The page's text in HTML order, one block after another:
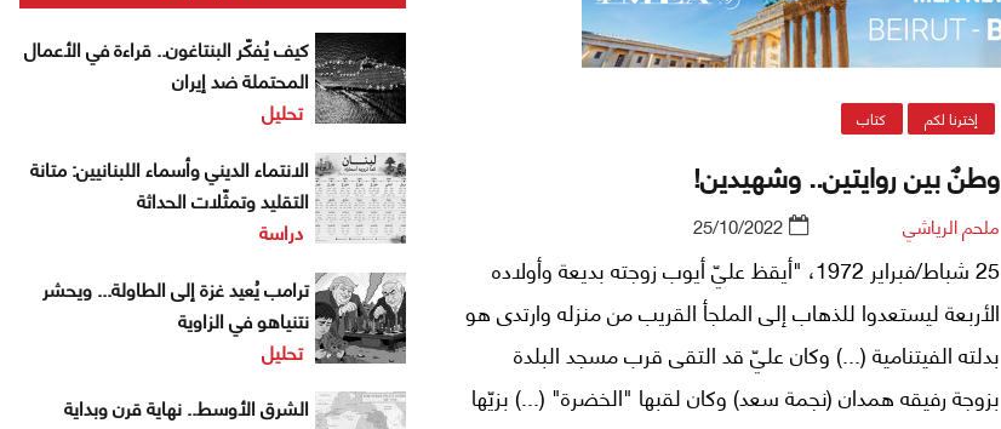
إخترنا لكم كتاب
وطنٌ بين روايتين.. وشهيدين!
ملحم الرياشي 25/10/2022
25 شباط/فبراير 1972، "أيقظ عليّ أيوب زوجته بديعة وأولاده
الأربعة ليستعدوا للذهاب إلى الملجأ القريب من منزله وارتدى هو
بدلته الفيتنامية (...) وكان عليّ قد التقى قرب مسجد البلدة
بزوجة رفيقه همدان (نجمة سعد) وكان لقبها "الخضرة" (...) بزيّها
كيف يُفكّر البنتاغون.. قراءة في الأعمال
المحتملة ضد إيران
تحليل
الانتماء الديني وأسماء اللبنانيين: متانة
التقليد وتمثّلات الحداثة
دراسة
ترامب يُعيد غزة إلى الطاولة... ويحشر
نتنياهو في الزاوية
تحليل
الشرق الأوسط.. نهاية قرن وبداية